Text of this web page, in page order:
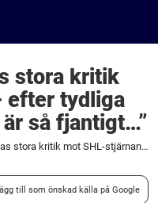
stora kritik
efter tydliga
så fjantigt…”
C More-experternas stora kritik mot SHL-stjärnan – efter tydliga matchstraffet: ”Det är så fjantigt...”
till som önskad källa på Google